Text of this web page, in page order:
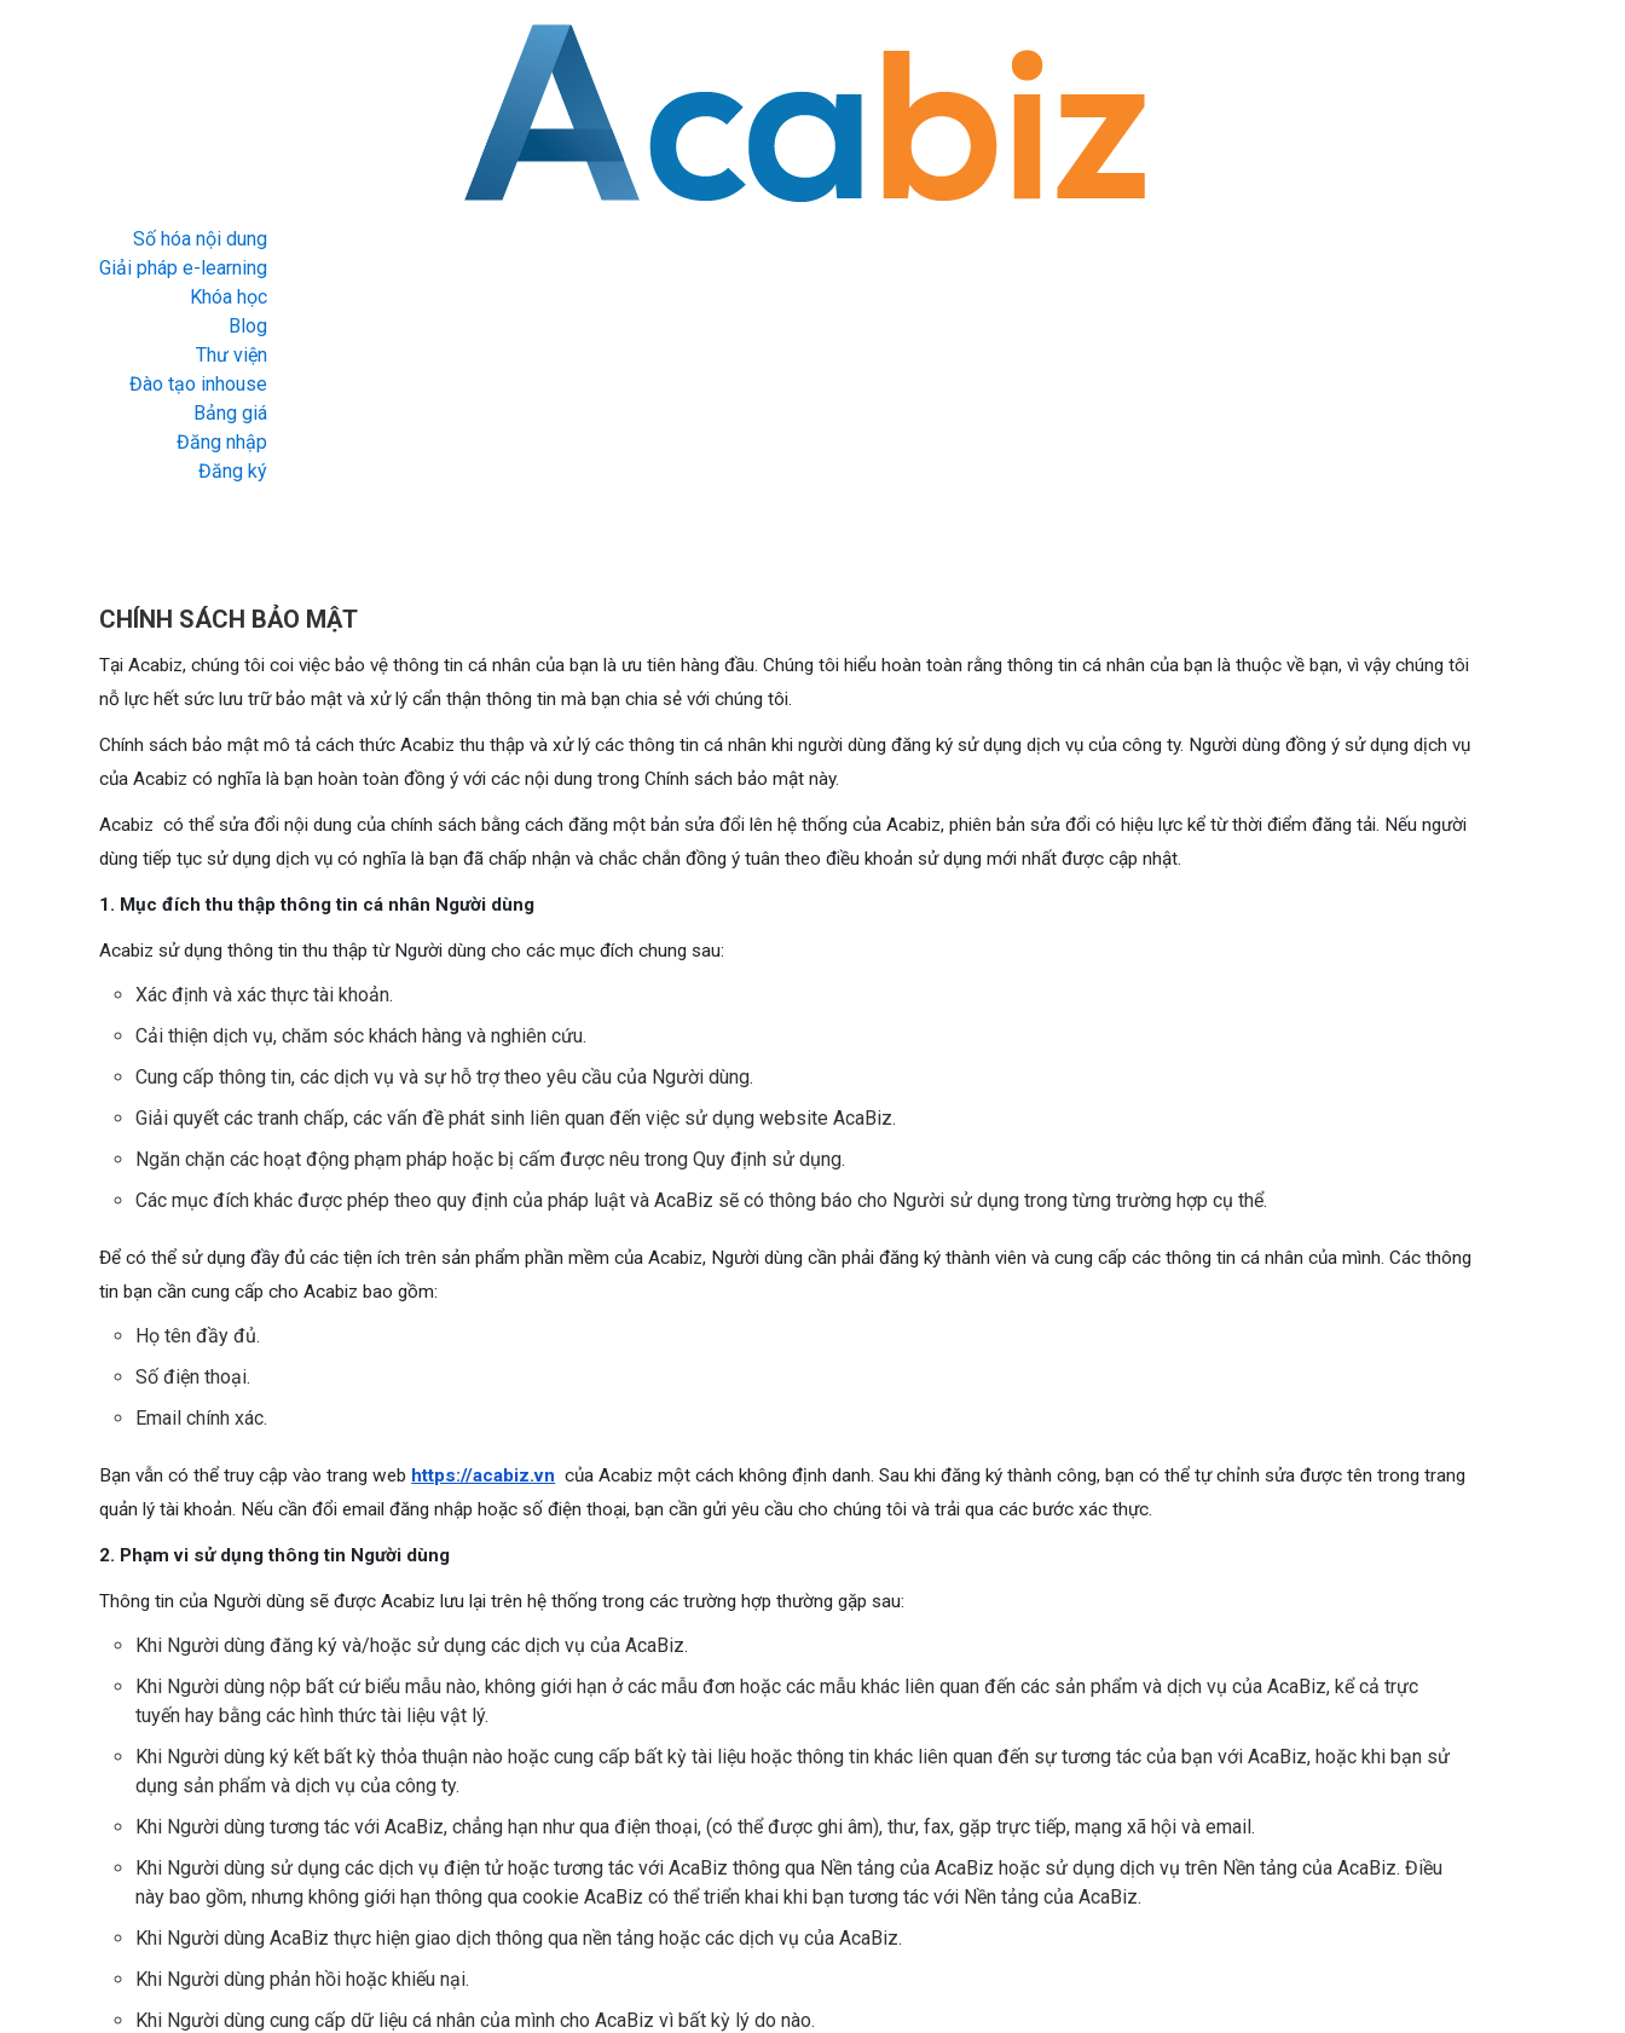
Số hóa nội dung
Giải pháp e-learning
Khóa học
Blog
Thư viện
Đào tạo inhouse
Bảng giá
Đăng nhập
Đăng ký
CHÍNH SÁCH BẢO MẬT
Tại Acabiz, chúng tôi coi việc bảo vệ thông tin cá nhân của bạn là ưu tiên hàng đầu. Chúng tôi hiểu hoàn toàn rằng thông tin cá nhân của bạn là thuộc về bạn, vì vậy chúng tôi
nỗ lực hết sức lưu trữ bảo mật và xử lý cẩn thận thông tin mà bạn chia sẻ với chúng tôi.
Chính sách bảo mật mô tả cách thức Acabiz thu thập và xử lý các thông tin cá nhân khi người dùng đăng ký sử dụng dịch vụ của công ty. Người dùng đồng ý sử dụng dịch vụ
của Acabiz có nghĩa là bạn hoàn toàn đồng ý với các nội dung trong Chính sách bảo mật này.
Acabiz có thể sửa đổi nội dung của chính sách bằng cách đăng một bản sửa đổi lên hệ thống của Acabiz, phiên bản sửa đổi có hiệu lực kể từ thời điểm đăng tải. Nếu người
dùng tiếp tục sử dụng dịch vụ có nghĩa là bạn đã chấp nhận và chắc chắn đồng ý tuân theo điều khoản sử dụng mới nhất được cập nhật.
1. Mục đích thu thập thông tin cá nhân Người dùng
Acabiz sử dụng thông tin thu thập từ Người dùng cho các mục đích chung sau:
Xác định và xác thực tài khoản.
Cải thiện dịch vụ, chăm sóc khách hàng và nghiên cứu.
Cung cấp thông tin, các dịch vụ và sự hỗ trợ theo yêu cầu của Người dùng.
Giải quyết các tranh chấp, các vấn đề phát sinh liên quan đến việc sử dụng website AcaBiz.
Ngăn chặn các hoạt động phạm pháp hoặc bị cấm được nêu trong Quy định sử dụng.
Các mục đích khác được phép theo quy định của pháp luật và AcaBiz sẽ có thông báo cho Người sử dụng trong từng trường hợp cụ thể.
Để có thể sử dụng đầy đủ các tiện ích trên sản phẩm phần mềm của Acabiz, Người dùng cần phải đăng ký thành viên và cung cấp các thông tin cá nhân của mình. Các thông
tin bạn cần cung cấp cho Acabiz bao gồm:
Họ tên đầy đủ.
Số điện thoại.
Email chính xác.
Bạn vẫn có thể truy cập vào trang web https://acabiz.vn của Acabiz một cách không định danh. Sau khi đăng ký thành công, bạn có thể tự chỉnh sửa được tên trong trang
quản lý tài khoản. Nếu cần đổi email đăng nhập hoặc số điện thoại, bạn cần gửi yêu cầu cho chúng tôi và trải qua các bước xác thực.
2. Phạm vi sử dụng thông tin Người dùng
Thông tin của Người dùng sẽ được Acabiz lưu lại trên hệ thống trong các trường hợp thường gặp sau:
Khi Người dùng đăng ký và/hoặc sử dụng các dịch vụ của AcaBiz.
Khi Người dùng nộp bất cứ biểu mẫu nào, không giới hạn ở các mẫu đơn hoặc các mẫu khác liên quan đến các sản phẩm và dịch vụ của AcaBiz, kể cả trực
tuyến hay bằng các hình thức tài liệu vật lý.
Khi Người dùng ký kết bất kỳ thỏa thuận nào hoặc cung cấp bất kỳ tài liệu hoặc thông tin khác liên quan đến sự tương tác của bạn với AcaBiz, hoặc khi bạn sử
dụng sản phẩm và dịch vụ của công ty.
Khi Người dùng tương tác với AcaBiz, chẳng hạn như qua điện thoại, (có thể được ghi âm), thư, fax, gặp trực tiếp, mạng xã hội và email.
Khi Người dùng sử dụng các dịch vụ điện tử hoặc tương tác với AcaBiz thông qua Nền tảng của AcaBiz hoặc sử dụng dịch vụ trên Nền tảng của AcaBiz. Điều
này bao gồm, nhưng không giới hạn thông qua cookie AcaBiz có thể triển khai khi bạn tương tác với Nền tảng của AcaBiz.
Khi Người dùng AcaBiz thực hiện giao dịch thông qua nền tảng hoặc các dịch vụ của AcaBiz.
Khi Người dùng phản hồi hoặc khiếu nại.
Khi Người dùng cung cấp dữ liệu cá nhân của mình cho AcaBiz vì bất kỳ lý do nào.